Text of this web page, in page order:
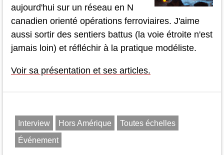
aujourd'hui sur un réseau en N
canadien orienté opérations ferroviaires. J'aime
aussi sortir des sentiers battus (la voie étroite n'est
jamais loin) et réfléchir à la pratique modéliste.
Voir sa présentation et ses articles.
Interview Hors Amérique
Toutes échelles
Événement